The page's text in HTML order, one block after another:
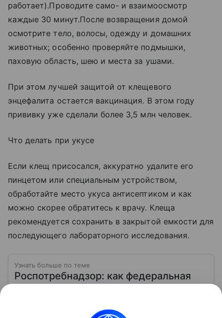
работает).Проводите само- и взаимоосмотр
каждые 30 минут.После возвращения домой
осмотрите тело, волосы, одежду и домашних
животных; особенно проверяйте подмышки,
паховую область, шею и места за ушами.
При этом лучшей защитой от клещевого
энцефалита остается вакцинация. В этом году
прививку уже сделали более 3,5 млн человек.
Что делать при укусе
Если клещ присосался, аккуратно удалите его
пинцетом или специальным устройством,
обработайте место укуса антисептиком и как
можно скорее обратитесь к врачу. Клеща
рекомендуется сохранить в закрытой емкости для
последующего лабораторного исследования.
Узнать больше по теме
Роспотребнадзор: как федеральная
Качество еды в столовой, безопасность игрушек,